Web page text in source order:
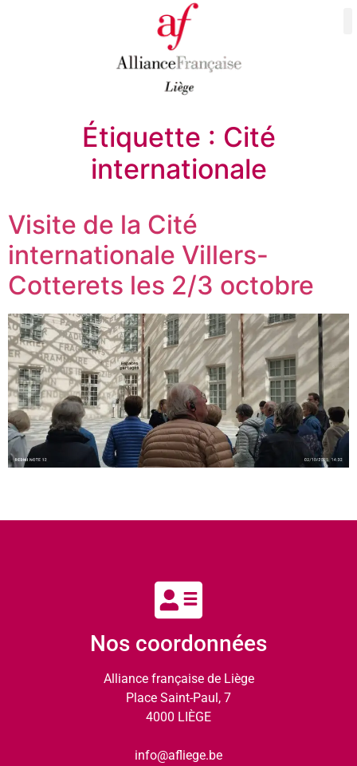
Étiquette : Cité
internationale
Visite de la Cité
internationale Villers-
Cotterets les 2/3 octobre
Nos coordonnées
Alliance française de Liège
Place Saint-Paul, 7
4000 LIÈGE
info@afliege.be